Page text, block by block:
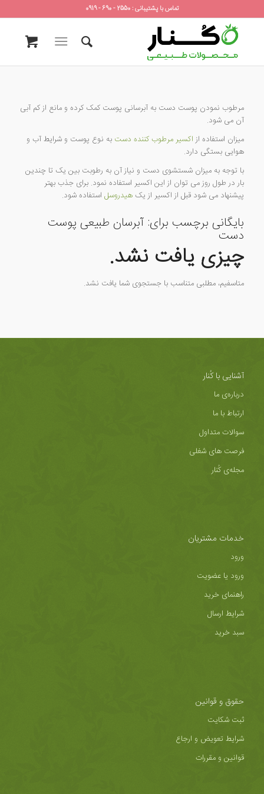
تماس با پشتیبانی : 2550 - 690 - 0919
مرطوب نمودن پوست دست به آبرسانی پوست کمک کرده و مانع از کم آبی
آن می شود.
میزان استفاده از اکسیر مرطوب کننده دست به نوع پوست و شرایط آب و
هوایی بستگی دارد.
با توجه به میزان شستشوی دست و نیاز آن به رطوبت بین یک تا چندین
بار در طول روز می توان از این اکسیر استفاده نمود. برای جذب بهتر
پیشنهاد می شود قبل از اکسیر از یک هیدروسلاستفاده شود.
بایگانی برچسب برای: آبرسان طبیعی پوست
دست
چیزی یافت نشد.
متاسفیم، مطلبی متناسب با جستجوی شما یافت نشد.
آشنایی با کُنار
درباره‌ی ما
ارتباط با ما
سوالات متداول
فرصت های شغلی
مجله‌ی کُنار
خدمات مشتریان
ورود
ورود یا عضویت
راهنمای خرید
شرایط ارسال
سبد خرید
حقوق و قوانین
ثبت شکایت
شرایط تعویض و ارجاع
قوانین و مقررات